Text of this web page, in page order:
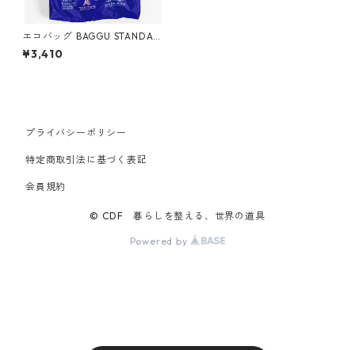
エコバッグ BAGGU STANDAR
D ZPZ TOKYO MAP スタンダ
ードバグゥ バグー コバルト
¥3,410
プライバシーポリシー
特定商取引法に基づく表記
会員規約
© CDF 暮らしを整える、世界の道具
Powered by